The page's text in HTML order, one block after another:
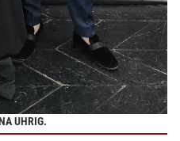
UHRIG.